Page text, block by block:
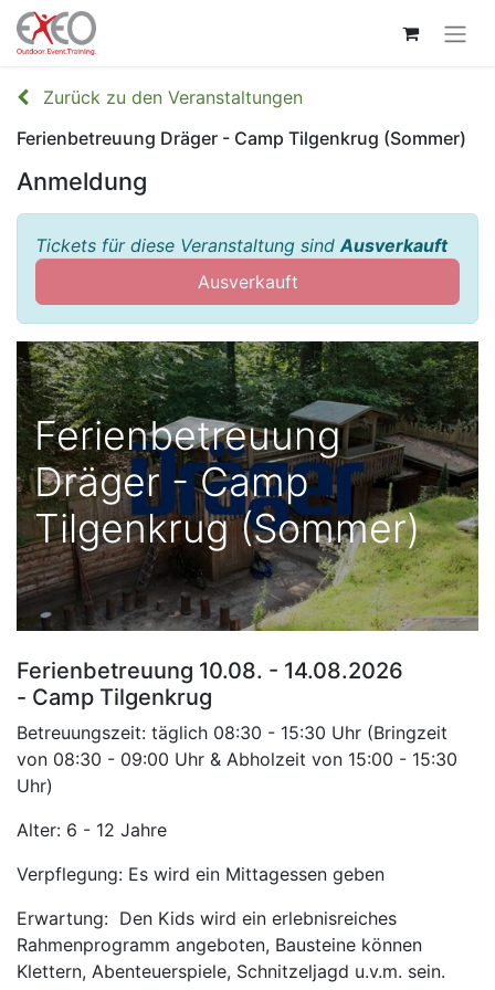
Zurück zu den Veranstaltungen
Ferienbetreuung Dräger - Camp Tilgenkrug (Sommer)
Anmeldung
Tickets für diese Veranstaltung sind Ausverkauft
Ausverkauft
Ferienbetreuung
Dräger - Camp
Tilgenkrug (Sommer)
Ferienbetreuung 10.08. - 14.08.2026
- Camp Tilgenkrug
Betreuungszeit: täglich 08:30 - 15:30 Uhr (Bringzeit
von 08:30 - 09:00 Uhr & Abholzeit von 15:00 - 15:30
Uhr)
Alter: 6 - 12 Jahre
Verpflegung: Es wird ein Mittagessen geben
Erwartung: Den Kids wird ein erlebnisreiches
Rahmenprogramm angeboten, Bausteine können
Klettern, Abenteuerspiele, Schnitzeljagd u.v.m. sein.